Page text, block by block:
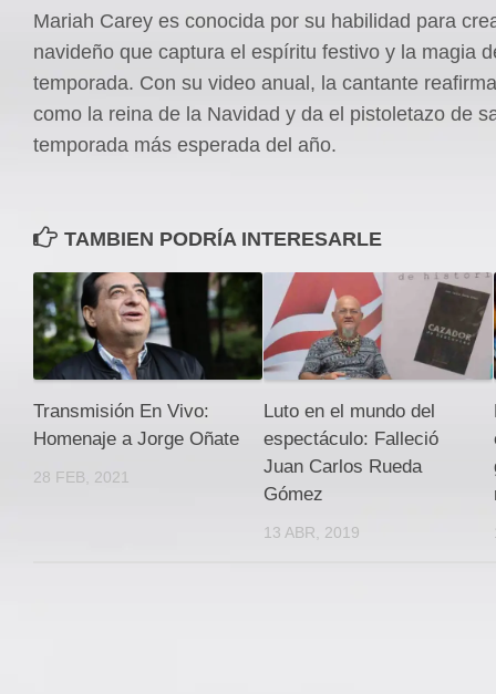
Mariah Carey es conocida por su habilidad para
navideño que captura el espíritu festivo y la magia
temporada. Con su video anual, la cantante
como la reina de la Navidad y da el pistoletazo de
temporada más esperada del año.
TAMBIEN PODRÍA INTERESARLE
Transmisión En Vivo:
Homenaje a Jorge Oñate
28 FEB, 2021
Luto en el mundo del
espectáculo: Falleció
Juan Carlos Rueda
Gómez
13 ABR, 2019